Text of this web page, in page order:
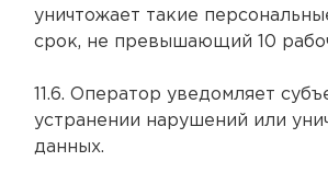
уничтожает такие
срок, не превышающий 10
11.6. Оператор уведомляет
устранении нарушений или
данных.